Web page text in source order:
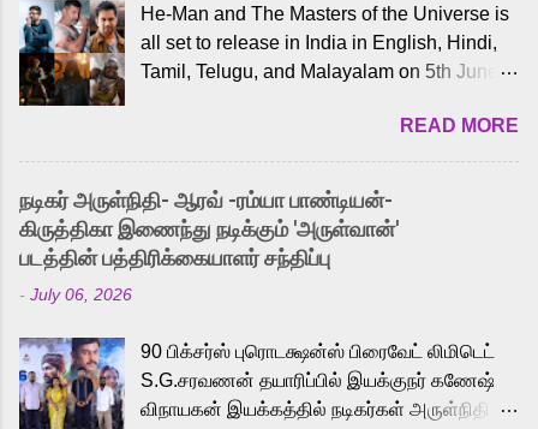
He-Man and The Masters of the Universe is
all set to release in India in English, Hindi,
Tamil, Telugu, and Malayalam on 5th June,
received a lot of love from cult He-Man fans
and offered audiences an exciting glimpse
into the world of Eternia, the recently
released Tamil trailer has also generated
strong excitement among Tamil audiences.
Adding to the growing buzz is the film’s
to the iconic superhero He-Man. Known for
memorable songs like “Behene De” from
Raavan, “Oru Maalai” from Ghajini, and
READ MORE
நடிகர் அருள்நிதி- ஆரவ் -ரம்யா பாண்டியன்-
கிருத்திகா இணைந்து நடிக்கும் 'அருள்வான்'
படத்தின் பத்திரிக்கையாளர் சந்திப்பு
- July 06, 2026
90 பிக்சர்ஸ் புரொடக்ஷன்ஸ் பிரைவேட் லிமிடெட்
S.G.சரவணன் தயாரிப்பில் இயக்குநர் கணேஷ்
விநாயகன் இயக்கத்தில் நடிகர்கள் அருள்நிதி -